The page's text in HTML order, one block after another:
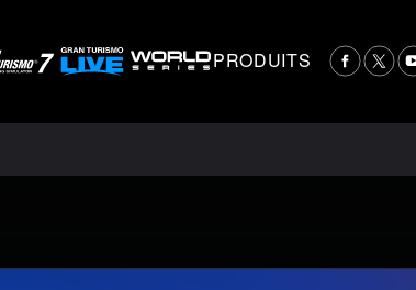
PRODUITS